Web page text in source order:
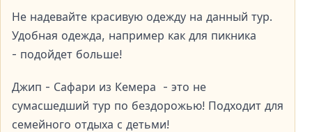
Экстремальная поездка по бездорожью
Джипы преодолевают горные тропы, ручьи и
неровные дороги, даря яркие эмоции и ощущение
Остановки для фото и отдыха
Не надевайте красивую одежду на данный тур.
Удобная одежда, например как для пикника
- подойдет больше!
Джип - Сафари из Кемера - это не
сумасшедший тур по бездорожью! Подходит для
семейного отдыха с детьми!